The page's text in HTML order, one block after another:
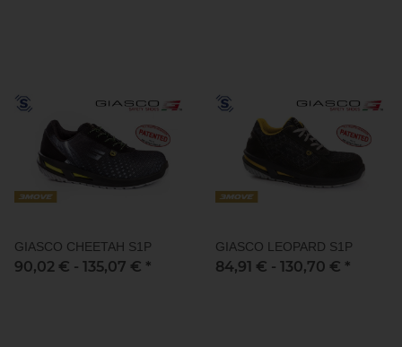
GIASCO CHEETAH S1P
90,02 € - 135,07 € *
GIASCO LEOPARD S1P
84,91 € - 130,70 € *